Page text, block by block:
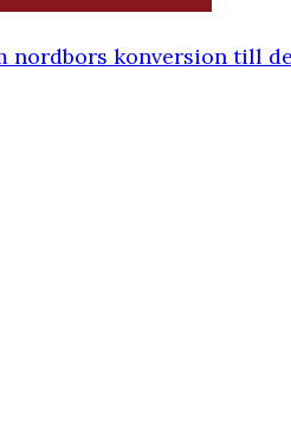
nordbors konversion till